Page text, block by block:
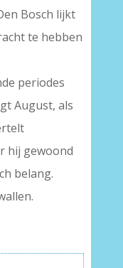
Bosch lijkt
te hebben
periodes
August, als
hij gewoond
belang.